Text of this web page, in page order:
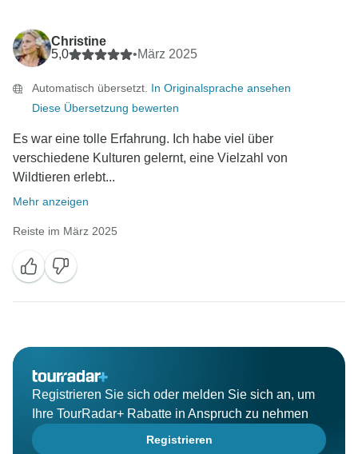
Christine
5,0
•März 2025
Automatisch übersetzt. In Originalsprache ansehen
Diese Übersetzung bewerten
Es war eine tolle Erfahrung. Ich habe viel über
verschiedene Kulturen gelernt, eine Vielzahl von
Wildtieren erlebt...
Mehr anzeigen
Reiste im März 2025
Registrieren Sie sich oder melden Sie sich an, um
Ihre TourRadar+ Rabatte in Anspruch zu nehmen
Registrieren